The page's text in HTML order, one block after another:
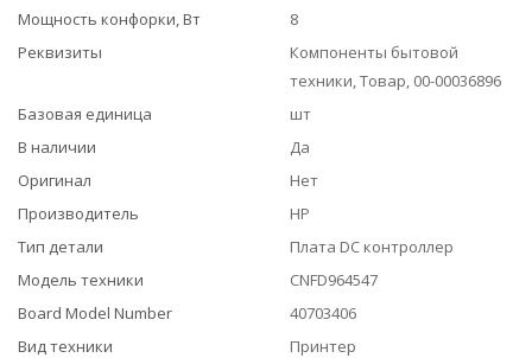
Мощность конфорки, Вт
8
Реквизиты
Компоненты бытовой
техники, Товар, 00-00036896
Базовая единица
шт
В наличии
Да
Оригинал
Нет
Производитель
HP
Тип детали
Плата DC контроллер
Модель техники
CNFD964547
Board Model Number
40703406
Вид техники
Принтер